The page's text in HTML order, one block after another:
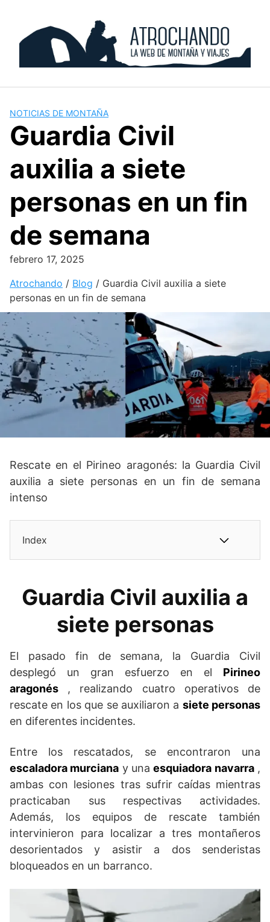
content
NOTICIAS DE MONTAÑA
Guardia Civil
auxilia a siete
personas en un fin
de semana
febrero 17, 2025
Atrochando / Blog / Guardia Civil auxilia a siete
personas en un fin de semana
Rescate en el Pirineo aragonés: la Guardia Civil
auxilia a siete personas en un fin de semana
intenso
Index
Guardia Civil auxilia a
siete personas
El pasado fin de semana, la Guardia Civil
desplegó un gran esfuerzo en el Pirineo
aragonés , realizando cuatro operativos de
rescate en los que se auxiliaron a siete personas
en diferentes incidentes.
Entre los rescatados, se encontraron una
escaladora murciana y unaesquiadora navarra,
ambas con lesiones tras sufrir caídas mientras
practicaban sus respectivas actividades.
Además, los equipos de rescate también
intervinieron para localizar a tres montañeros
desorientados y asistir a dos senderistas
bloqueados en un barranco.